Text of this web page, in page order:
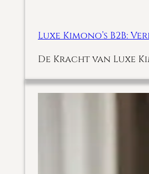
Luxe Kimono’s B2B:
De Kracht van Luxe